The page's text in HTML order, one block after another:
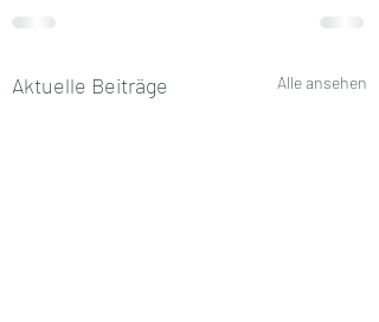
Aktuelle Beiträge Alle ansehen